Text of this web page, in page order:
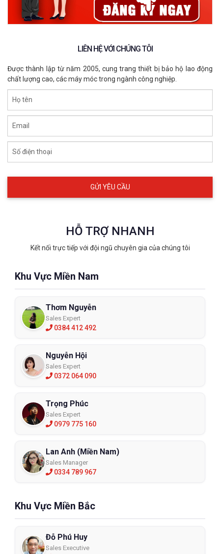
LIÊN HỆ VỚI CHÚNG TÔI
Được thành lập từ năm 2005, cung trang thiết bị bảo hộ lao động
chất lượng cao, các máy móc trong ngành công nghiệp.
Họ tên
Email
Số điện thoại
HỖ TRỢ NHANH
Kết nối trực tiếp với đội ngũ chuyên gia của chúng tôi
Khu Vực Miền Nam
Thơm Nguyễn
Sales Expert
0384 412 492
Nguyễn Hội
Sales Expert
0372 064 090
Trọng Phúc
Sales Expert
0979 775 160
Lan Anh (Miền Nam)
Sales Manager
0334 789 967
Khu Vực Miền Bắc
Đỗ Phú Huy
Sales Executive